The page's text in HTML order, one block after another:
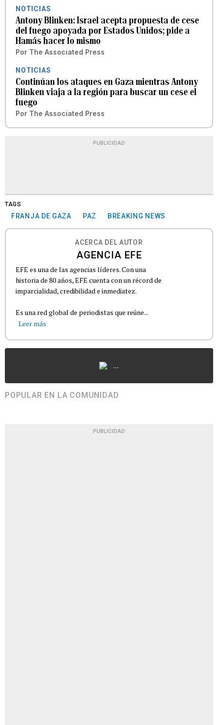
NOTICIAS
Antony Blinken: Israel acepta propuesta de cese
del fuego apoyada por Estados Unidos; pide a
Hamás hacer lo mismo
Por The Associated Press
NOTICIAS
Continúan los ataques en Gaza mientras Antony
Blinken viaja a la región para buscar un cese el
fuego
Por The Associated Press
PUBLICIDAD
TAGS
FRANJA DE GAZA PAZ BREAKING NEWS
ACERCA DEL AUTOR
AGENCIA EFE
EFE es una de las agencias líderes. Con una
historia de 80 años, EFE cuenta con un récord de
imparcialidad, credibilidad e inmediatez.
Es una red global de periodistas que reúne...
Leer más
...
POPULAR EN LA COMUNIDAD
PUBLICIDAD